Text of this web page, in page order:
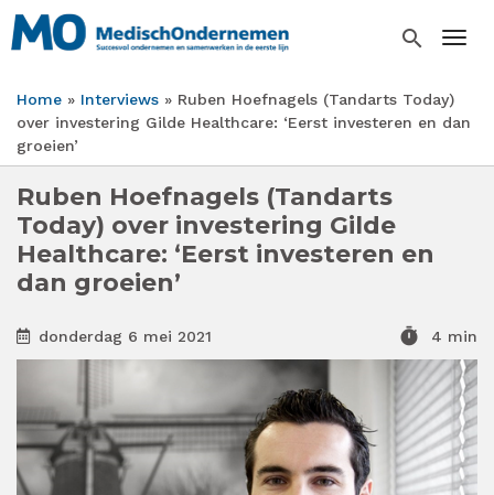
Overslaan
en
inhoud
gaan
search
Kruimelpad
Home Interviews
Ruben Hoefnagels (Tandarts Today)
over investering Gilde Healthcare: ‘Eerst investeren en dan
groeien’
Ruben Hoefnagels (Tandarts
Today) over investering Gilde
Healthcare: ‘Eerst investeren en
dan groeien’
donderdag 6 mei 2021 timer 4 min